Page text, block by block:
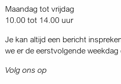
Maandag tot vrijdag
10.00 tot 14.00 uur
Je kan altijd een bericht
we er de eerstvolgende weekdag
Volg ons op